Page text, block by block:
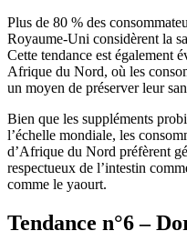
Plus de 80 % des
Royaume-Uni considèrent la
Cette tendance est également
Afrique du Nord, où les
un moyen de préserver leur
Bien que les suppléments
l’échelle mondiale, les
d’Afrique du Nord préfèrent
respectueux de l’intestin
comme le yaourt.
Tendance n°6 –